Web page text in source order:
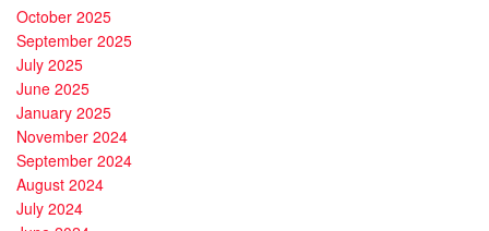
October 2025
September 2025
July 2025
June 2025
January 2025
November 2024
September 2024
August 2024
July 2024